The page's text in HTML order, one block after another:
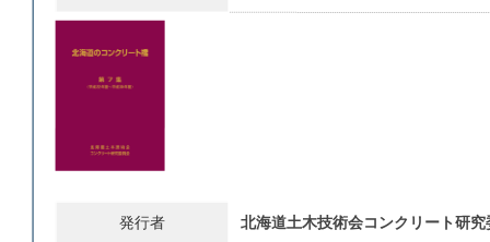
発行者 北海道土木技術会コンクリート研究